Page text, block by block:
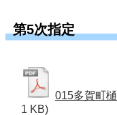
第5次指定
015多賀町
1 KB)